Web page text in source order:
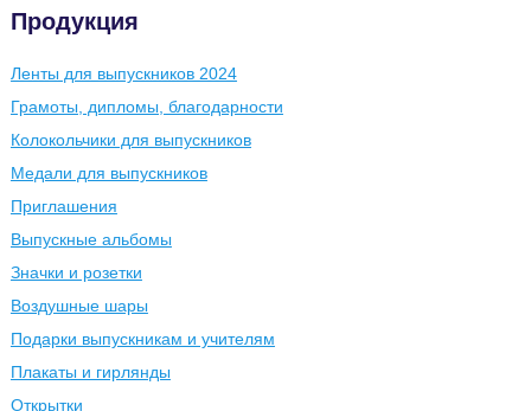
Продукция
Ленты для выпускников 2024
Грамоты, дипломы, благодарности
Колокольчики для выпускников
Медали для выпускников
Приглашения
Выпускные альбомы
Значки и розетки
Воздушные шары
Подарки выпускникам и учителям
Плакаты и гирлянды
Открытки